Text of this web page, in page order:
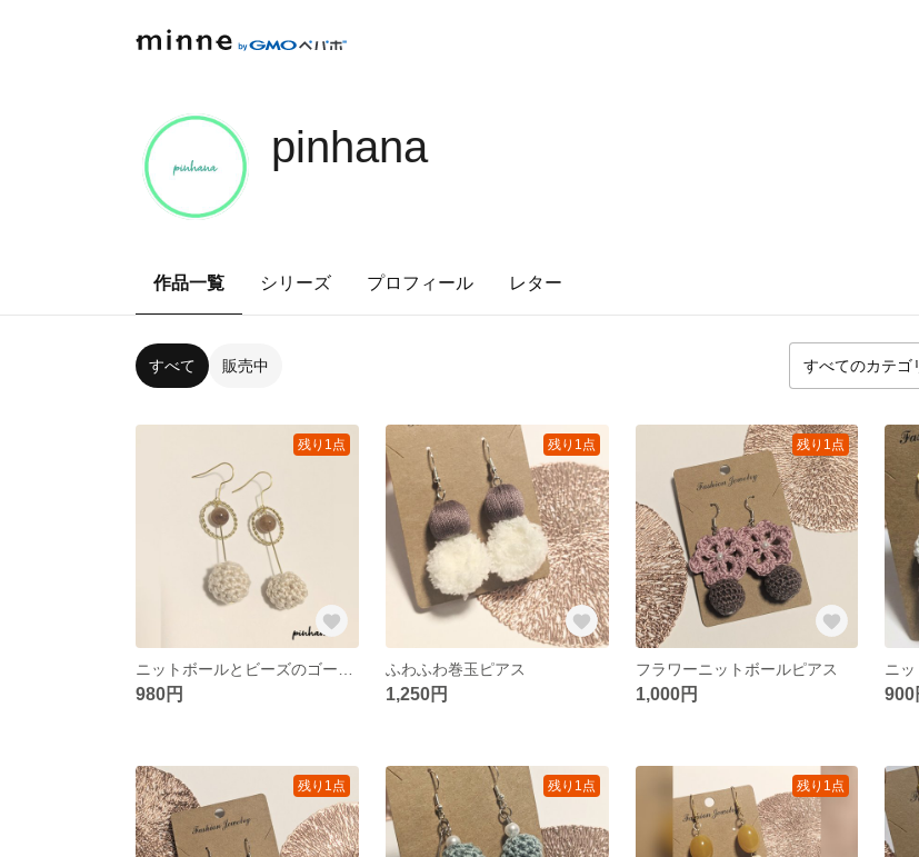
pinhana
作品一覧 シリーズ プロフィール レター
すべて 販売中
残り1点
980円
残り1点
ふわふわ巻玉ピアス
1,250円
残り1点
フラワーニットボールピアス
1,000円
ニ
900
残り1点 残り1点 残り1点